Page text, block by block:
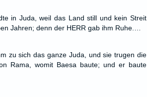
in Juda, weil das Land still und kein Streit
Jahren; denn der HERR gab ihm Ruhe.…
zu sich das ganze Juda, und sie trugen die
Rama, womit Baesa baute; und er baute